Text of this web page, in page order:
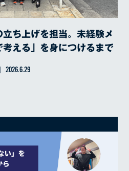
ち上げを担当。未経験メ
考える」を身につけるまで
2026.6.29